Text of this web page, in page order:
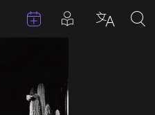
TermineBeiträge in